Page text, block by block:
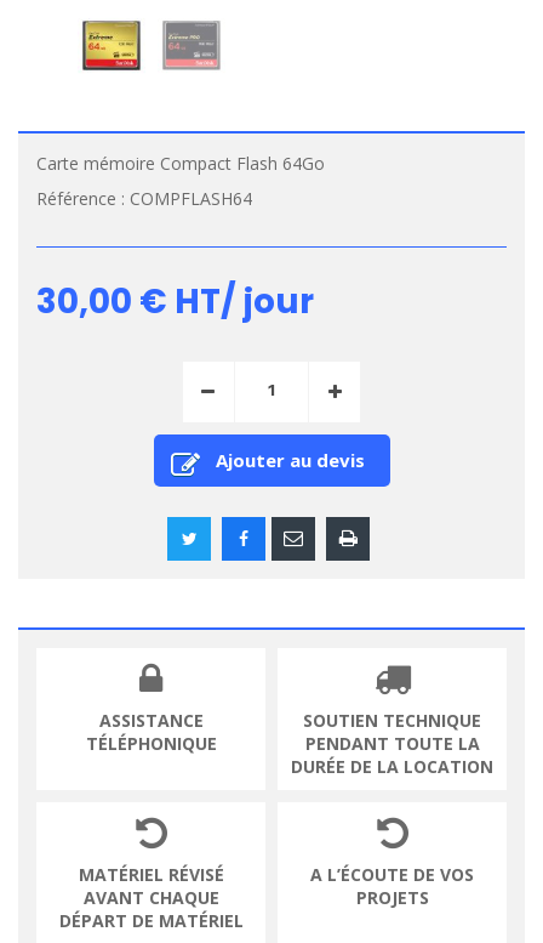
Carte mémoire Compact Flash 64Go
Référence : COMPFLASH64
30,00 € HT/ jour
Ajouter au devis
ASSISTANCE
TÉLÉPHONIQUE
SOUTIEN TECHNIQUE
PENDANT TOUTE LA
DURÉE DE LA LOCATION
MATÉRIEL RÉVISÉ
AVANT CHAQUE
DÉPART DE MATÉRIEL
A L’ÉCOUTE DE VOS
PROJETS